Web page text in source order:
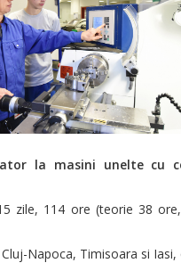
la masini unelte cu
zile, 114 ore (teorie 38
Napoca, Timisoara si Iasi,